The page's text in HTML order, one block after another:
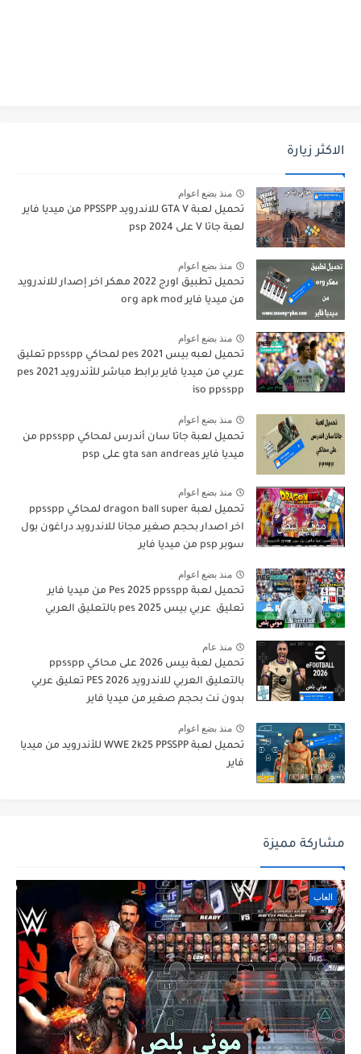
الاكثر زيارة
منذ بضع اعوام
تحميل لعبة GTA V للاندرويد PPSSPP من ميديا فاير
لعبة جاتا V على psp 2024
منذ بضع اعوام
تحميل تطبيق اورج 2022 مهكر اخر إصدار للاندرويد
من ميديا فاير org apk mod
منذ بضع اعوام
تحميل لعبه بيس pes 2021 لمحاكي ppsspp تعليق
عربي من ميديا فاير برابط مباشر للأندرويد pes 2021
iso ppsspp
منذ بضع اعوام
تحميل لعبة جاتا سان أندرس لمحاكي ppsspp من
ميديا فاير gta san andreas على psp
منذ بضع اعوام
تحميل لعبة dragon ball super لمحاكي ppsspp
اخر اصدار بحجم صغير مجانا للاندرويد دراغون بول
سوبر psp من ميديا فاير
منذ بضع اعوام
تحميل لعبة Pes 2025 ppsspp من ميديا فاير
تعليق عربي بيس pes 2025 بالتعليق العربي
منذ عام
تحميل لعبة بيس 2026 على محاكي ppsspp
بالتعليق العربي للاندرويد PES 2026 تعليق عربي
بدون نت بحجم صغير من ميديا فاير
منذ بضع اعوام
تحميل لعبة WWE 2k25 PPSSPP للأندرويد من ميديا
فاير
مشاركة مميزة
العاب